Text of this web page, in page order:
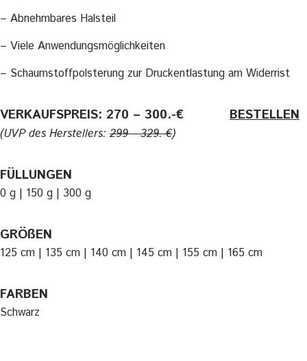
– Abnehmbares Halsteil
– Viele Anwendungsmöglichkeiten
– Schaumstoffpolsterung zur Druckentlastung am Widerrist
VERKAUFSPREIS: 270 – 300.-€ BESTELLEN
(UVP des Herstellers: 299 – 329.-€)
FÜLLUNGEN
0 g | 150 g | 300 g
GRÖßEN
125 cm | 135 cm | 140 cm | 145 cm | 155 cm | 165 cm
FARBEN
Schwarz